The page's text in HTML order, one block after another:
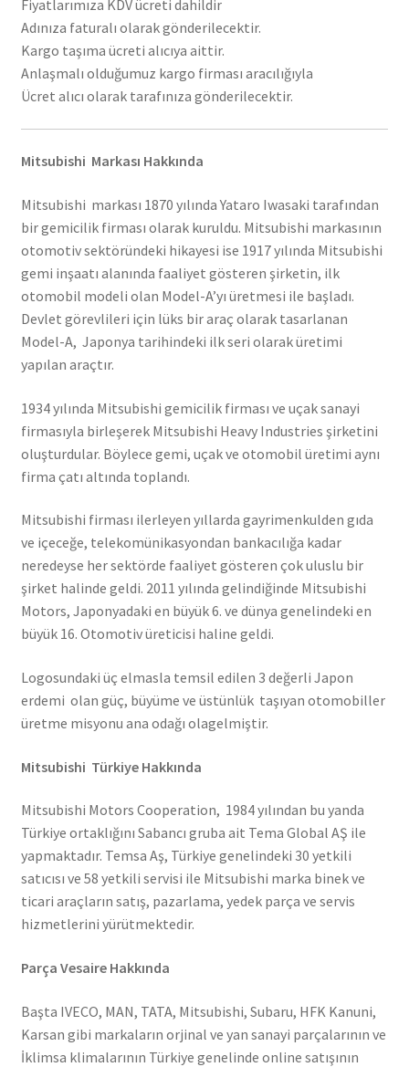
Fiyatlarımıza KDV ücreti dahildir
Adınıza faturalı olarak gönderilecektir.
Kargo taşıma ücreti alıcıya aittir.
Anlaşmalı olduğumuz kargo firması aracılığıyla
Ücret alıcı olarak tarafınıza gönderilecektir.
Mitsubishi Markası Hakkında
Mitsubishi markası 1870 yılında Yataro Iwasaki tarafından
bir gemicilik firması olarak kuruldu. Mitsubishi markasının
otomotiv sektöründeki hikayesi ise 1917 yılında Mitsubishi
gemi inşaatı alanında faaliyet gösteren şirketin, ilk
otomobil modeli olan Model-A’yı üretmesi ile başladı.
Devlet görevlileri için lüks bir araç olarak tasarlanan
Model-A, Japonya tarihindeki ilk seri olarak üretimi
yapılan araçtır.
1934 yılında Mitsubishi gemicilik firması ve uçak sanayi
firmasıyla birleşerek Mitsubishi Heavy Industries şirketini
oluşturdular. Böylece gemi, uçak ve otomobil üretimi aynı
firma çatı altında toplandı.
Mitsubishi firması ilerleyen yıllarda gayrimenkulden gıda
ve içeceğe, telekomünikasyondan bankacılığa kadar
neredeyse her sektörde faaliyet gösteren çok uluslu bir
şirket halinde geldi. 2011 yılında gelindiğinde Mitsubishi
Motors, Japonyadaki en büyük 6. ve dünya genelindeki en
büyük 16. Otomotiv üreticisi haline geldi.
Logosundaki üç elmasla temsil edilen 3 değerli Japon
erdemi olan güç, büyüme ve üstünlük taşıyan otomobiller
üretme misyonu ana odağı olagelmiştir.
Mitsubishi Türkiye Hakkında
Mitsubishi Motors Cooperation, 1984 yılından bu yanda
Türkiye ortaklığını Sabancı gruba ait Tema Global AŞ ile
yapmaktadır. Temsa Aş, Türkiye genelindeki 30 yetkili
satıcısı ve 58 yetkili servisi ile Mitsubishi marka binek ve
ticari araçların satış, pazarlama, yedek parça ve servis
hizmetlerini yürütmektedir.
Parça Vesaire Hakkında
Başta IVECO, MAN, TATA, Mitsubishi, Subaru, HFK Kanuni,
Karsan gibi markaların orjinal ve yan sanayi parçalarının ve
İklimsa klimalarının Türkiye genelinde online satışının